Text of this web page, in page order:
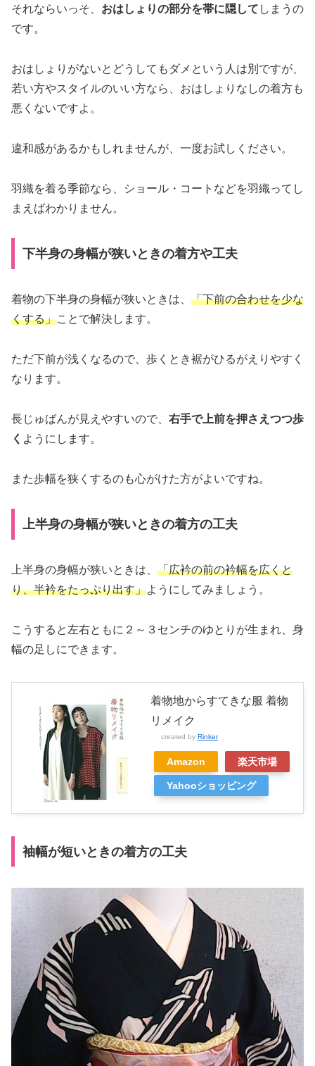
それならいっそ、 おはしょりの部分を帯に隠して しまうの
です。
おはしょりがないとどうしてもダメという人は別ですが、
若い方やスタイルのいい方なら、おはしょりなしの着方も
悪くないですよ。
違和感があるかもしれませんが、一度お試しください。
羽織を着る季節なら、ショール・コートなどを羽織ってし
まえばわかりません。
下半身の身幅が狭いときの着方や工夫
着物の下半身の身幅が狭いときは、 「下前の合わせを少な
くする」ことで解決します。
ただ下前が浅くなるので、歩くとき裾がひるがえりやすく
なります。
長じゅばんが見えやすいので、 右手で上前を押さえつつ歩
く ようにします。
また歩幅を狭くするのも心がけた方がよいですね。
上半身の身幅が狭いときの着方の工夫
上半身の身幅が狭いときは、 「広衿の前の衿幅を広くと
り、半衿をたっぷり出す」ようにしてみましょう。
こうすると左右ともに２～３センチのゆとりが生まれ、身
幅の足しにできます。
着物地からすてきな服 着物
リメイク
created by Rinker
Amazon 楽天市場
Yahooショッピング
袖幅が短いときの着方の工夫